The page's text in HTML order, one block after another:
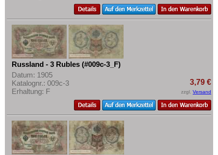
Russland - 3 Rubles (#009c-3_F)
Datum: 1905
Katalognr.: 009c-3
Erhaltung: F
3,79 €
zzgl. Versand